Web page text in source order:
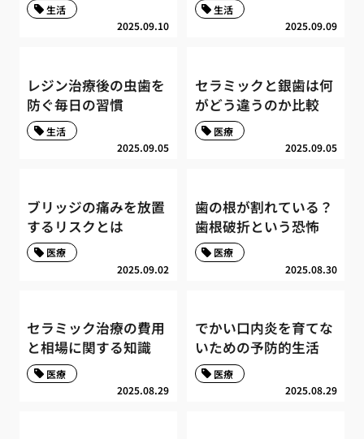
2025.09.10
生活
2025.09.09
生活
レジン治療後の虫歯を
防ぐ毎日の習慣
2025.09.05
生活
セラミックと銀歯は何
がどう違うのか比較
2025.09.05
医療
ブリッジの痛みを放置
するリスクとは
2025.09.02
医療
歯の根が割れている？
歯根破折という恐怖
2025.08.30
医療
セラミック治療の費用
と相場に関する知識
2025.08.29
医療
でかい口内炎を育てな
いための予防的生活
2025.08.29
医療